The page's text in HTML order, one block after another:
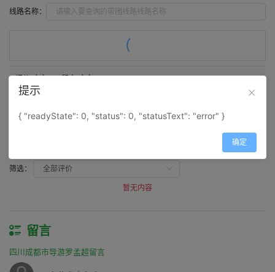
线路名称：
评价（0） 留言（0）
评价
筛选：
暂无内容
留言
四川成都市导游罗孟超留言
提示
{ "readyState": 0, "status": 0, "statusText": "error" }
确定